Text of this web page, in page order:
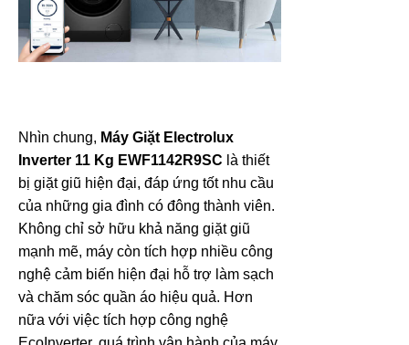
Nhìn chung, Máy Giặt Electrolux
Inverter 11 Kg EWF1142R9SC là thiết
bị giặt giũ hiện đại, đáp ứng tốt nhu cầu
của những gia đình có đông thành viên.
Không chỉ sở hữu khả năng giặt giũ
mạnh mẽ, máy còn tích hợp nhiều công
nghệ cảm biến hiện đại hỗ trợ làm sạch
và chăm sóc quần áo hiệu quả. Hơn
nữa với việc tích hợp công nghệ